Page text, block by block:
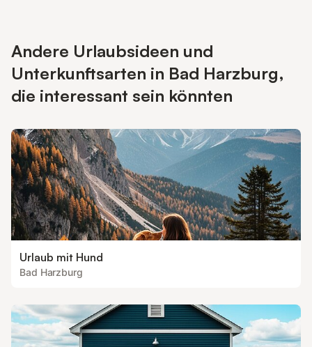
Andere Urlaubsideen und
Unterkunftsarten in Bad Harzburg,
die interessant sein könnten
Urlaub mit Hund
Bad Harzburg